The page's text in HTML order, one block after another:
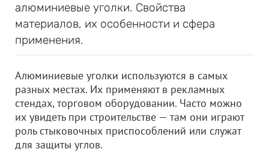
алюминиевые уголки. Свойства
материалов, их особенности и сфера
применения.
Алюминиевые уголки используются в самых
разных местах. Их применяют в рекламных
стендах, торговом оборудовании. Часто можно
их увидеть при строительстве — там они играют
роль стыковочных приспособлений или служат
для защиты углов.